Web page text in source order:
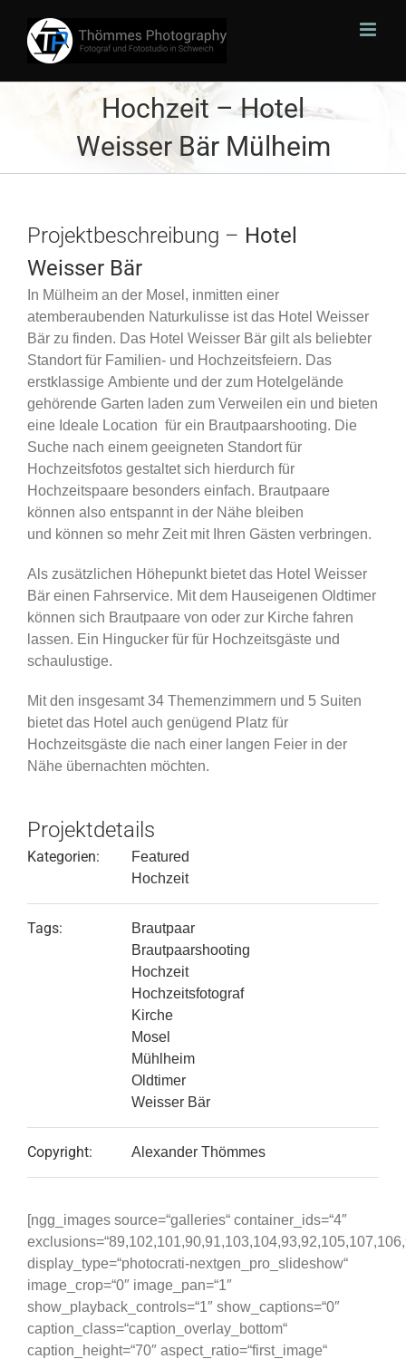
Inhalt
springen
Hochzeit – Hotel
Weisser Bär Mülheim
Projektbeschreibung – Hotel
Weisser Bär
In Mülheim an der Mosel, inmitten einer
atemberaubenden Naturkulisse ist das Hotel Weisser
Bär zu finden. Das Hotel Weisser Bär gilt als beliebter
Standort für Familien- und Hochzeitsfeiern. Das
erstklassige Ambiente und der zum Hotelgelände
gehörende Garten laden zum Verweilen ein und bieten
eine Ideale Location für ein Brautpaarshooting. Die
Suche nach einem geeigneten Standort für
Hochzeitsfotos gestaltet sich hierdurch für
Hochzeitspaare besonders einfach. Brautpaare
können also entspannt in der Nähe bleiben
und können so mehr Zeit mit Ihren Gästen verbringen.
Als zusätzlichen Höhepunkt bietet das Hotel Weisser
Bär einen Fahrservice. Mit dem Hauseigenen Oldtimer
können sich Brautpaare von oder zur Kirche fahren
lassen. Ein Hingucker für für Hochzeitsgäste und
schaulustige.
Mit den insgesamt 34 Themenzimmern und 5 Suiten
bietet das Hotel auch genügend Platz für
Hochzeitsgäste die nach einer langen Feier in der
Nähe übernachten möchten.
Projektdetails
Kategorien:
Featured
Hochzeit
Tags:
Brautpaar
Brautpaarshooting
Hochzeit
Hochzeitsfotograf
Kirche
Mosel
Mühlheim
Oldtimer
Weisser Bär
Copyright: Alexander Thömmes
[ngg_images source=“galleries“ container_ids=“4″
display_type=“photocrati-nextgen_pro_slideshow“
image_crop=“0″ image_pan=“1″
show_playback_controls=“1″ show_captions=“0″
caption_class=“caption_overlay_bottom“
caption_height=“70″ aspect_ratio=“first_image“